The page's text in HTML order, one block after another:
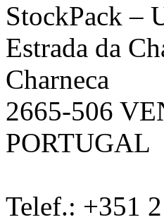
StockPack –
Estrada da
Charneca
2665-506
PORTUGAL
Telef.: +351